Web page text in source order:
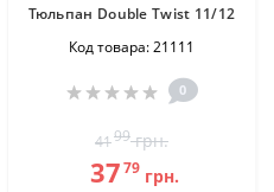
Тюльпан Double Twist 11/12
Код товара: 21111
0
4199грн.
3779 грн.